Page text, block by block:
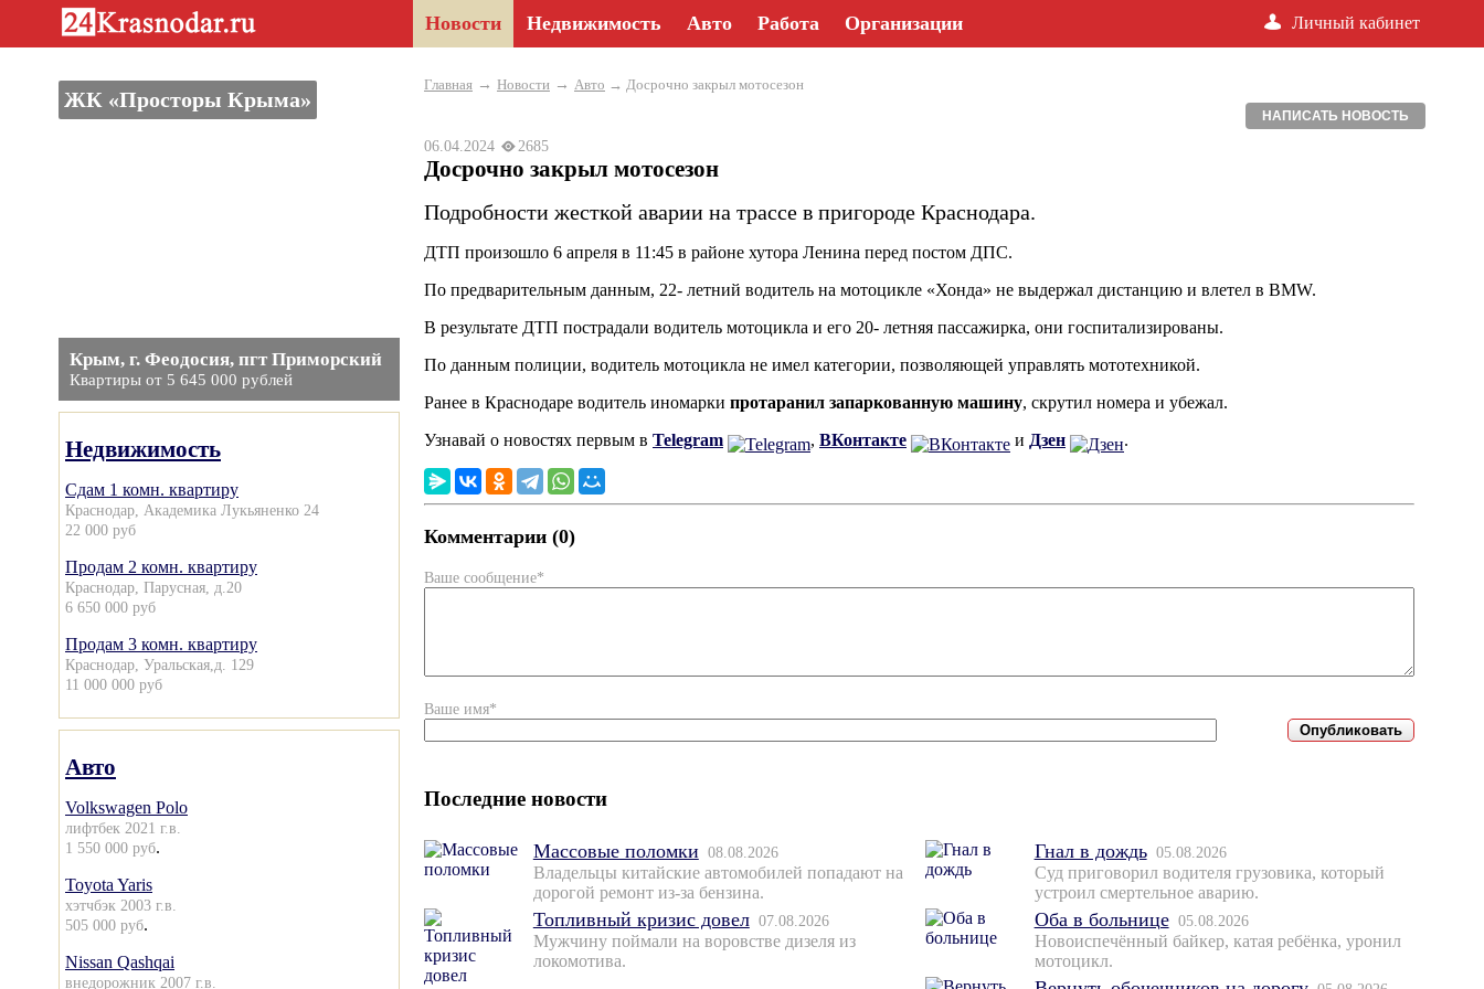
Новости Недвижимость Авто Работа Организации Личный кабинет
ЖК «Просторы Крыма»
Крым, г. Феодосия, пгт Приморский
Квартиры от 5 645 000 рублей
Недвижимость
Сдам 1 комн. квартиру
Краснодар, Академика Лукьяненко 24
22 000 руб
Продам 2 комн. квартиру
Краснодар, Парусная, д.20
6 650 000 руб
Продам 3 комн. квартиру
Краснодар, Уральская,д. 129
11 000 000 руб
Авто
Volkswagen Polo
лифтбек 2021 г.в.
1 550 000 руб.
Toyota Yaris
хэтчбэк 2003 г.в.
505 000 руб.
Nissan Qashqai
внедорожник 2007 г.в.
Главная → Новости → Авто → Досрочно закрыл мотосезон
НАПИСАТЬ НОВОСТЬ
06.04.2024 2685
Досрочно закрыл мотосезон
Подробности жесткой аварии на трассе в пригороде Краснодара.
ДТП произошло 6 апреля в 11:45 в районе хутора Ленина перед постом ДПС.
По предварительным данным, 22- летний водитель на мотоцикле «Хонда» не выдержал дистанцию и влетел в BMW.
В результате ДТП пострадали водитель мотоцикла и его 20- летняя пассажирка, они госпитализированы.
По данным полиции, водитель мотоцикла не имел категории, позволяющей управлять мототехникой.
Ранее в Краснодаре водитель иномарки протаранил запаркованную машину, скрутил номера и убежал.
Узнавай о новостях первым в Telegram , ВКонтакте и Дзен .
Комментарии (0)
Ваше сообщение*
Ваше имя*
Последние новости
Массовые поломки 08.08.2026
Владельцы китайские автомобилей попадают на
дорогой ремонт из-за бензина.
Топливный кризис довел 07.08.2026
Мужчину поймали на воровстве дизеля из
локомотива.
Гнал в дождь 05.08.2026
Суд приговорил водителя грузовика, который
устроил смертельное аварию.
Оба в больнице 05.08.2026
Новоиспечённый байкер, катая ребёнка, уронил
мотоцикл.